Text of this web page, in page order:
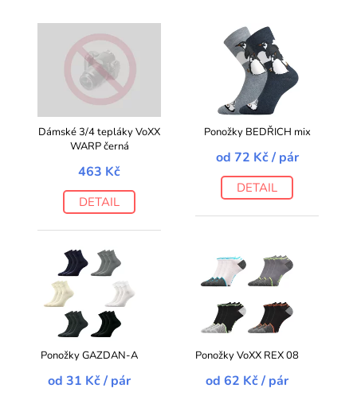
Dámské 3/4 tepláky VoXX
WARP černá
463 Kč
DETAIL
Ponožky BEDŘICH mix
od 72 Kč/ pár
DETAIL
Ponožky GAZDAN-A
od 31 Kč / pár
Ponožky VoXX REX 08
od 62 Kč / pár